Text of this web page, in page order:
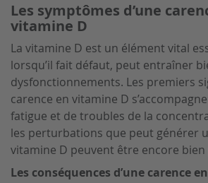
Les symptômes d’une
vitamine D
La vitamine D est un élément vital
lorsqu’il fait défaut, peut entraîner
dysfonctionnements. Les premiers
carence en vitamine D
fatigue et de troubles de la
les perturbations que peut générer
vitamine D peuvent être encore
Les conséquences d’une carence